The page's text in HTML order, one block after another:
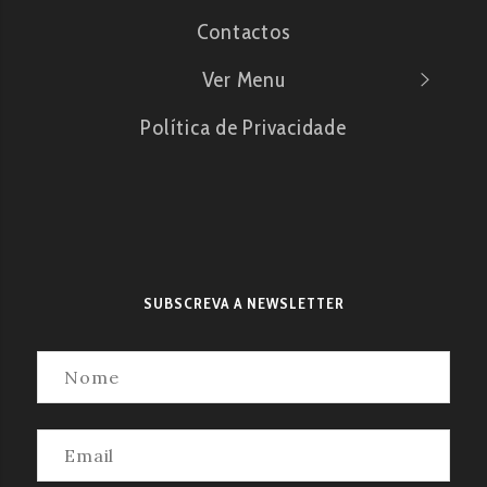
Contactos
Ver Menu
Política de Privacidade
SUBSCREVA A NEWSLETTER